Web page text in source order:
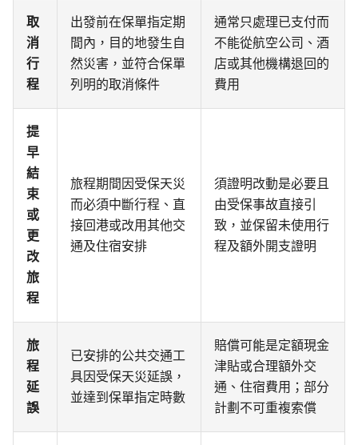
取
消
行
程
出發前在保單指定期
間內，目的地發生自
然災害，並符合保單
列明的取消條件
通常只處理已支付而
不能從航空公司、酒
店或其他機構退回的
費用
提
早
結
束
或
更
改
旅
程
旅程期間因受保天災
而必須中斷行程、直
接回港或改用其他交
通及住宿安排
須證明改動是必要且
由受保事故直接引
致，並保留未使用行
程及額外開支證明
旅
程
延
誤
已安排的公共交通工
具因受保天災延誤，
並達到保單指定時數
賠償可能是定額現金
津貼或合理額外交
通、住宿費用；部分
計劃不可重複索償